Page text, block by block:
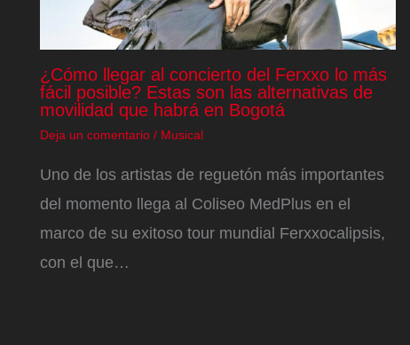
¿Cómo llegar al concierto del Ferxxo lo más
fácil posible? Estas son las alternativas de
movilidad que habrá en Bogotá
Deja un comentario / Musical
Uno de los artistas de reguetón más importantes
del momento llega al Coliseo MedPlus en el
marco de su exitoso tour mundial Ferxxocalipsis,
con el que…